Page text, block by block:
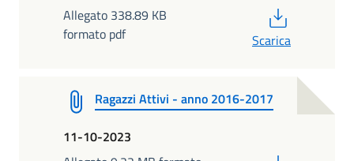
Allegato 338.89 KB
formato pdf
Scarica
Ragazzi Attivi - anno 2016-2017
11-10-2023